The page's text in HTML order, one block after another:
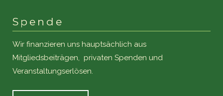
Spende
Wir finanzieren uns hauptsächlich aus
Mitgliedsbeiträgen, privaten Spenden und
Veranstaltungserlösen.